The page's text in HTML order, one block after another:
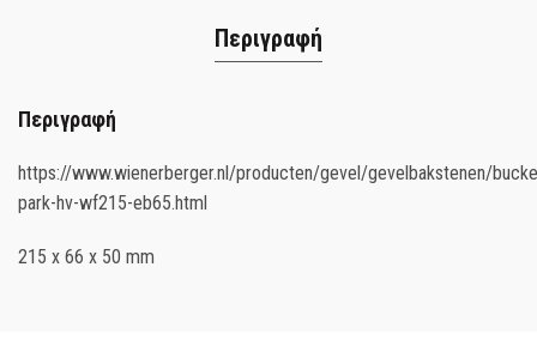
Περιγραφή
Περιγραφή
https://www.wienerberger.nl/producten/gevel/gevelbakstenen/
park-hv-wf215-eb65.html
215 x 66 x 50 mm